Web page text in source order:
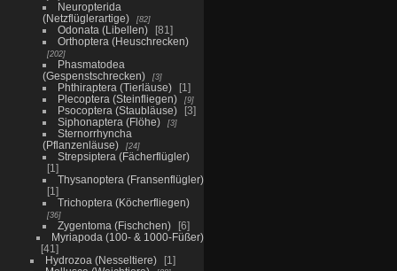
Neuropterida
(Netzflüglerartige)
82
Odonata (Libellen)
81
Orthoptera (Heuschrecken)
202
Phasmatodea
(Gespenstschrecken)
3
Phthiraptera (Tierläuse)
1
Plecoptera (Steinfliegen)
9
Psocoptera (Staubläuse)
3
Siphonaptera (Flöhe)
3
Sternorrhyncha
(Pflanzenläuse)
24
Strepsiptera (Fächerflügler)
1
Thysanoptera (Fransenflügler)
1
Trichoptera (Köcherfliegen)
36
Zygentoma (Fischchen)
6
Myriapoda (100- & 1000-Füßer)
41
Hydrozoa (Nesseltiere)
1